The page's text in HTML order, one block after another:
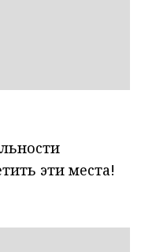
эти места!